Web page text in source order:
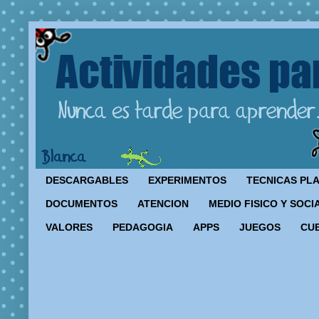
DESCARGABLES EXPERIMENTOS TECNICAS
DOCUMENTOS ATENCION MEDIO FISICO Y
VALORES PEDAGOGIA APPS JUEGOS